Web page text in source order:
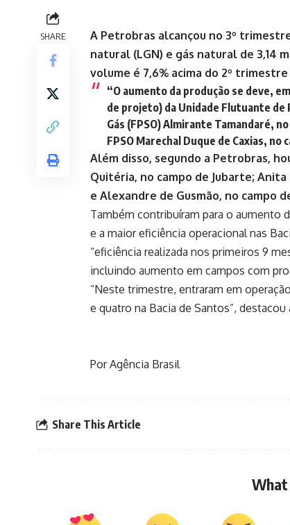
SHARE
A Petrobras alcançou no 3º
natural (LGN) e gás natural de 3,14
volume é 7,6% acima do 2º
“O aumento da produção se deve,
de projeto) da Unidade Flutuante
Gás (FPSO) Almirante Tamandaré,
FPSO Marechal Duque de Caxias,
Além disso, segundo a Petrobras,
Quitéria, no campo de Jubarte;
e Alexandre de Gusmão, no campo
Também contribuíram para o aumento
e a maior eficiência operacional nas
“eficiência realizada nos primeiros 9
incluindo aumento em campos com
“Neste trimestre, entraram em
e quatro na Bacia de Santos”, destacou
Por Agência Brasil
Share This Article